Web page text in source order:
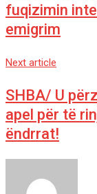
fuqizimin
emigrim
Next article
SHBA/ U
apel për të
ëndrrat!